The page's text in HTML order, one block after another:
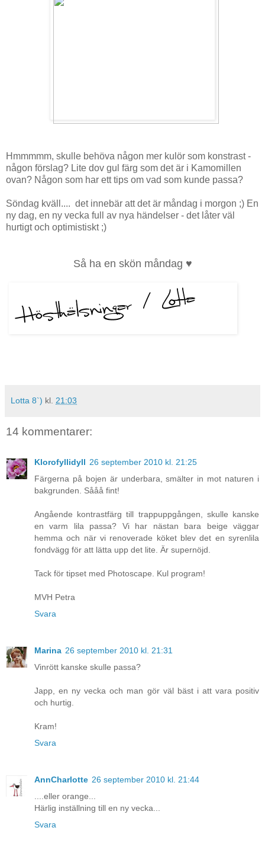
Hmmmmm, skulle behöva någon mer kulör som konstrast -
någon förslag? Lite dov gul färg som det är i Kamomillen
ovan? Någon som har ett tips om vad som kunde passa?
Söndag kväll.... det innebär att det är måndag i morgon ;) En
ny dag, en ny vecka full av nya händelser - det låter väl
hurtigt och optimistiskt ;)
Så ha en skön måndag ♥
Lotta 8`) kl. 21:03
14 kommentarer:
Klorofyllidyll 26 september 2010 kl. 21:25
Färgerna på bojen är underbara, smälter in mot naturen i
bakgrunden. Sååå fint!
Angående kontrastfärg till trappuppgången, skulle kanske
en varm lila passa? Vi har nästan bara beige väggar
hemma och när vi renoverade köket blev det en syrenlila
fondvägg för att lätta upp det lite. Är supernöjd.
Tack för tipset med Photoscape. Kul program!
MVH Petra
Svara
Marina 26 september 2010 kl. 21:31
Vinrött kanske skulle passa?
Japp, en ny vecka och man gör väl bäst i att vara positiv
och hurtig.
Kram!
Svara
AnnCharlotte 26 september 2010 kl. 21:44
....eller orange...
Härlig inställning till en ny vecka...
Svara